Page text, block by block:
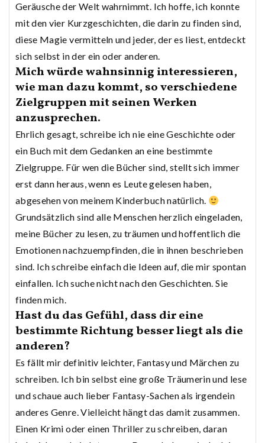
Geräusche der Welt wahrnimmt. Ich hoffe, ich konnte
mit den vier Kurzgeschichten, die darin zu finden sind,
diese Magie vermitteln und jeder, der es liest, entdeckt
sich selbst in der ein oder anderen.
Mich würde wahnsinnig interessieren,
wie man dazu kommt, so verschiedene
Zielgruppen mit seinen Werken
anzusprechen.
Ehrlich gesagt, schreibe ich nie eine Geschichte oder
ein Buch mit dem Gedanken an eine bestimmte
Zielgruppe. Für wen die Bücher sind, stellt sich immer
erst dann heraus, wenn es Leute gelesen haben,
abgesehen von meinem Kinderbuch natürlich.
Grundsätzlich sind alle Menschen herzlich eingeladen,
meine Bücher zu lesen, zu träumen und hoffentlich die
Emotionen nachzuempfinden, die in ihnen beschrieben
sind. Ich schreibe einfach die Ideen auf, die mir spontan
einfallen. Ich suche nicht nach den Geschichten. Sie
finden mich.
Hast du das Gefühl, dass dir eine
bestimmte Richtung besser liegt als die
anderen?
Es fällt mir definitiv leichter, Fantasy und Märchen zu
schreiben. Ich bin selbst eine große Träumerin und lese
und schaue auch lieber Fantasy-Sachen als irgendein
anderes Genre. Vielleicht hängt das damit zusammen.
Einen Krimi oder einen Thriller zu schreiben, daran